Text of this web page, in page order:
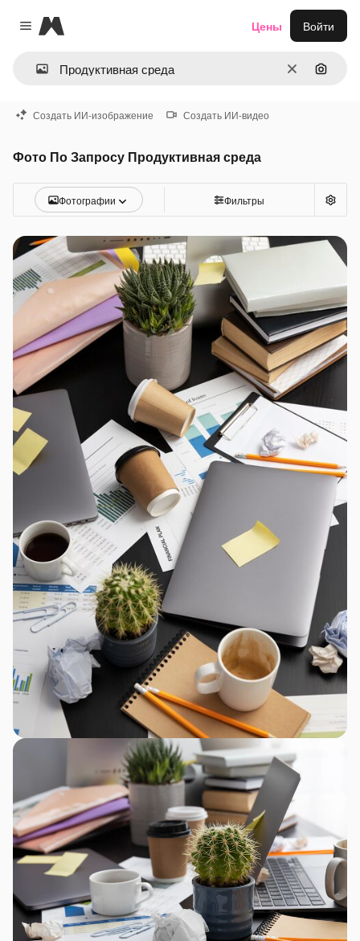
Close menu
Magnific
ОчиститьПоиск
Цены Войти
Создать ИИ-изображение Создать ИИ-видео
Фото По Запросу Продуктивная среда
Фотографии Фильтры